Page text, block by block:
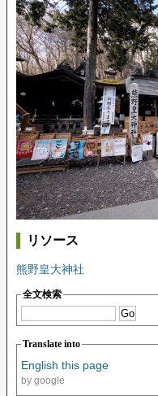
リソース
熊野皇大神社
全文検索
Translate into
English this page
by google